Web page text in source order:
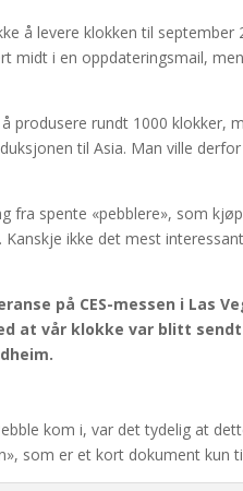
å levere klokken til september
midt i en oppdateringsmail,
produsere rundt 1000 klokker,
til Asia. Man ville
fra spente «pebblere», som
ikke det mest
på CES-messen i Las
at vår klokke var blitt
kom i, var det tydelig at
som er et kort dokument kun